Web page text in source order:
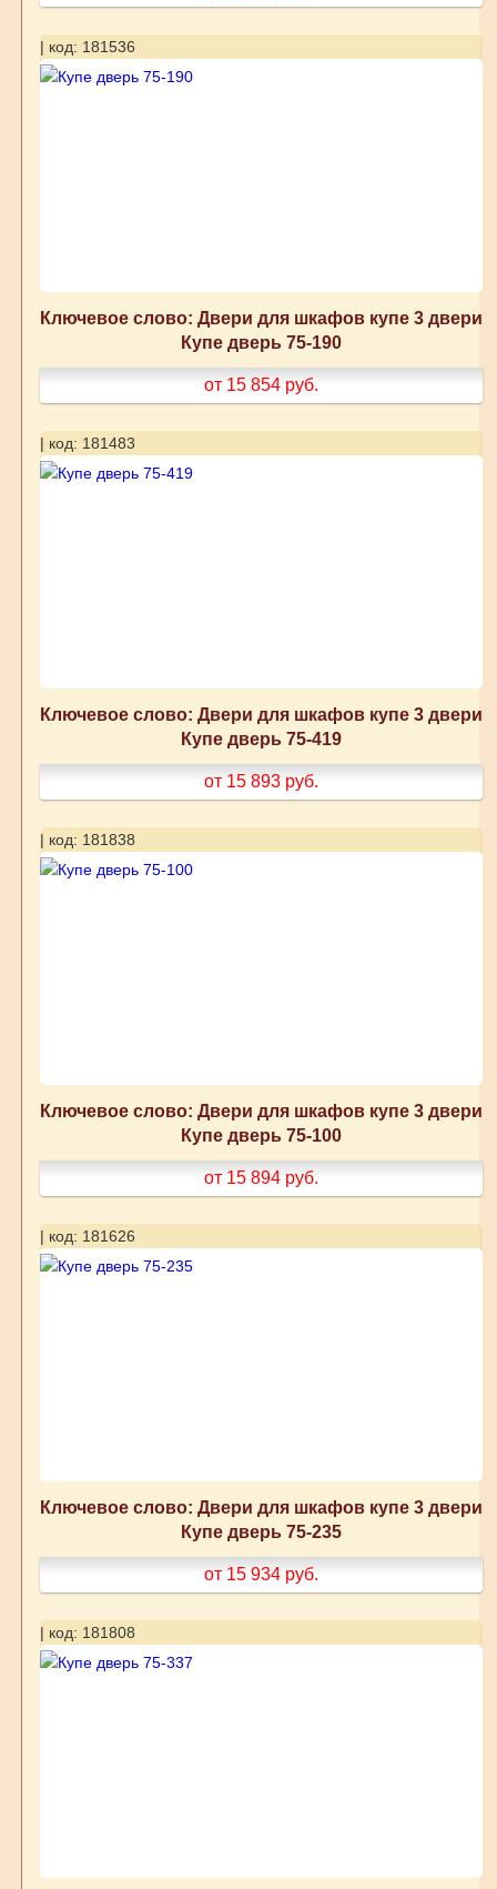
| код: 181536
Ключевое слово: Двери для шкафов купе 3 двери
Купе дверь 75-190
от 15 854 руб.
| код: 181483
Ключевое слово: Двери для шкафов купе 3 двери
Купе дверь 75-419
от 15 893 руб.
| код: 181838
Ключевое слово: Двери для шкафов купе 3 двери
Купе дверь 75-100
от 15 894 руб.
| код: 181626
Ключевое слово: Двери для шкафов купе 3 двери
Купе дверь 75-235
от 15 934 руб.
| код: 181808